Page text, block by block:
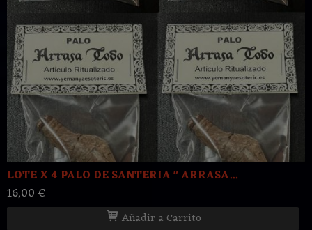
LOTE X 4 PALO DE SANTERIA " ARRASA...
16,00 €
Añadir a Carrito